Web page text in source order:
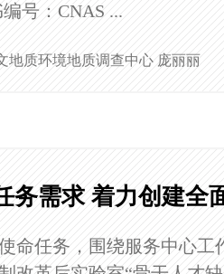
号：CNAS ...
地质环境地质调查中心 庞丽丽
务需求 着力创建全
命任务，围绕服务中心工